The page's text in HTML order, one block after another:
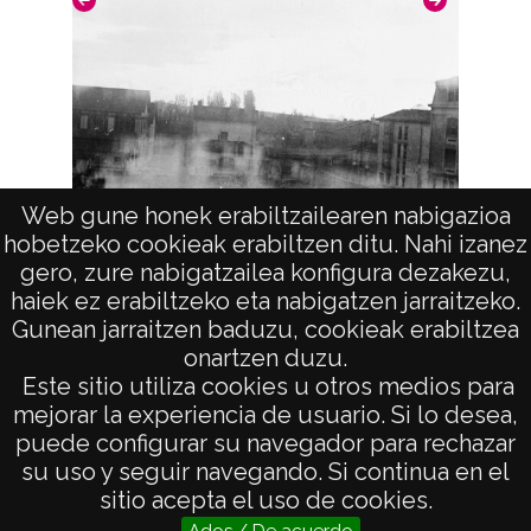
Web gune honek erabiltzailearen nabigazioa
hobetzeko cookieak erabiltzen ditu. Nahi izanez
gero, zure nabigatzailea konfigura dezakezu,
haiek ez erabiltzeko eta nabigatzen jarraitzeko.
Gunean jarraitzen baduzu, cookieak erabiltzea
onartzen duzu.
Este sitio utiliza cookies u otros medios para
mejorar la experiencia de usuario. Si lo desea,
puede configurar su navegador para rechazar
su uso y seguir navegando. Si continua en el
sitio acepta el uso de cookies.
Vista
AVISO LEGAL
POLÍTICA DE PRIVACIDAD
ACCESIBILIDAD
ATENCIÓN CIUDADANA